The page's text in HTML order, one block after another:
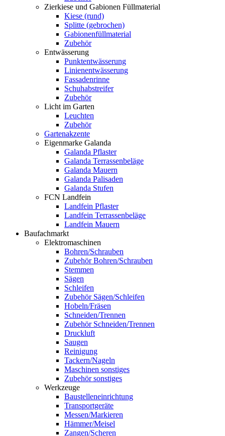
Zierkiese und Gabionen Füllmaterial
Kiese (rund)
Splitte (gebrochen)
Gabionenfüllmaterial
Zubehör
Entwässerung
Punktentwässerung
Linienentwässerung
Fassadenrinne
Schuhabstreifer
Zubehör
Licht im Garten
Leuchten
Zubehör
Gartenakzente
Eigenmarke Galanda
Galanda Pflaster
Galanda Terrassenbeläge
Galanda Mauern
Galanda Palisaden
Galanda Stufen
FCN Landfein
Landfein Pflaster
Landfein Terrassenbeläge
Landfein Mauern
Baufachmarkt
Elektromaschinen
Bohren/Schrauben
Zubehör Bohren/Schrauben
Stemmen
Sägen
Schleifen
Zubehör Sägen/Schleifen
Hobeln/Fräsen
Schneiden/Trennen
Zubehör Schneiden/Trennen
Druckluft
Saugen
Reinigung
Tackern/Nageln
Maschinen sonstiges
Zubehör sonstiges
Werkzeuge
Baustelleneinrichtung
Transportgeräte
Messen/Markieren
Hämmer/Meisel
Zangen/Scheren